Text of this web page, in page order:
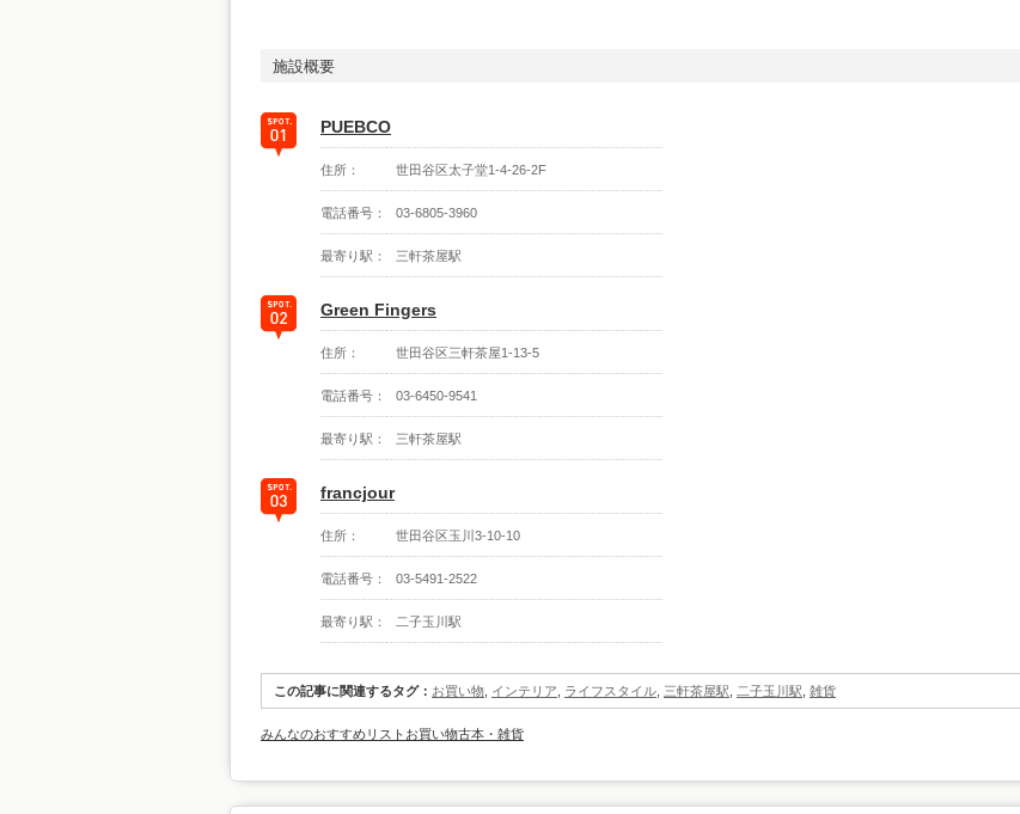
施設概要
PUEBCO
住所： 世田谷区太子堂1-4-26-2F
電話番号： 03-6805-3960
最寄り駅： 三軒茶屋駅
Green Fingers
住所： 世田谷区三軒茶屋1-13-5
電話番号： 03-6450-9541
最寄り駅： 三軒茶屋駅
francjour
住所： 世田谷区玉川3-10-10
電話番号： 03-5491-2522
最寄り駅： 二子玉川駅
この記事に関連するタグ： お買い物 インテリア ライフスタイル 三軒茶屋駅 二子玉川駅 雑貨
みんなのおすすめリスト お買い物古本・雑貨